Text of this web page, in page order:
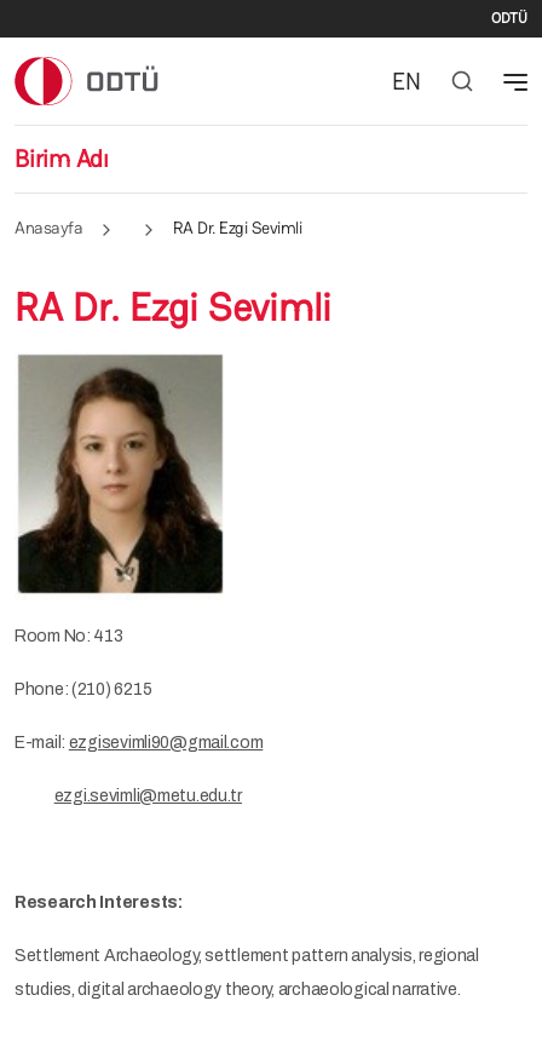
ODTÜ
Birim Adı
EN
Anasayfa RA Dr. Ezgi Sevimli
RA Dr. Ezgi Sevimli
Room No: 413
Phone: (210) 6215
E-mail: ezgisevimli90@gmail.com
ezgi.sevimli@metu.edu.tr
Research Interests:
Settlement Archaeology, settlement pattern analysis, regional
studies, digital archaeology theory, archaeological narrative.